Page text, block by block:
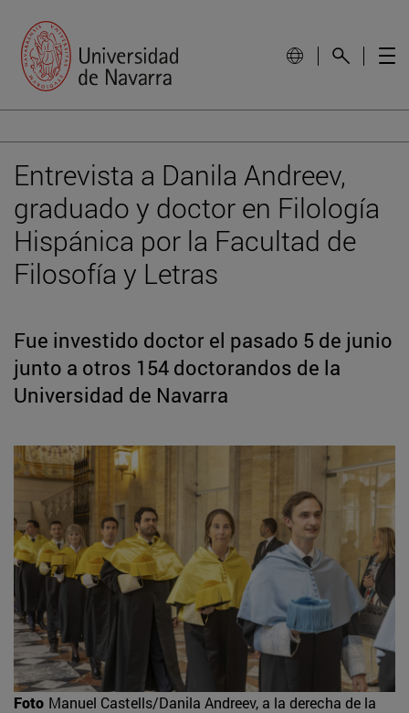
Entrevista a Danila Andreev,
graduado y doctor en Filología
Hispánica por la Facultad de
Filosofía y Letras
Fue investido doctor el pasado 5 de junio
junto a otros 154 doctorandos de la
Universidad de Navarra
Foto Manuel Castells/Danila Andreev, a la derecha de la